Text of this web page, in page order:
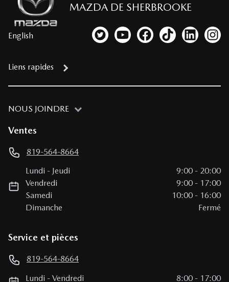
MAZDA DE SHERBROOKE
English Lien vers notre compte Twitter
Lien vers notre chaîne
Lien vers notre page
Lien vers notre
Lien vers
Lien
Liens rapides
NOUS JOINDRE
Ventes
819-564-8664
Lundi - Jeudi 9:00 - 20:00
Vendredi
9:00 - 17:00
Samedi
10:00 - 16:00
Dimanche
Fermé
Service et pièces
819-564-8664
Lundi -Vendredi 8:00 - 17:00